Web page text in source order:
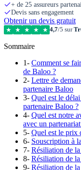
+ de 25 assureurs
Devis sans engagement
Obtenir un devis gratuit
★ ★ ★ ★ ★ 4,7/5 sur
Sommaire
1- Comment se
de Baloo ?
2- Lettre de
partenaire Baloo
3- Quel est le
partenaire Baloo ?
4- Quel est notre
avec un
5- Quel est le prix
6- Souscription à
7- Résiliation de
8- Résiliation de
9- Résiliation de